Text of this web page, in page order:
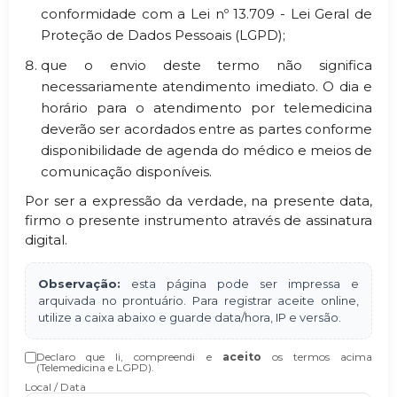
conformidade com a Lei nº 13.709 - Lei Geral de
Proteção de Dados Pessoais (LGPD);
que o envio deste termo não significa
necessariamente atendimento imediato. O dia e
horário para o atendimento por telemedicina
deverão ser acordados entre as partes conforme
disponibilidade de agenda do médico e meios de
comunicação disponíveis.
Por ser a expressão da verdade, na presente data,
firmo o presente instrumento através de assinatura
digital.
Observação: esta página pode ser impressa e
arquivada no prontuário. Para registrar aceite online,
utilize a caixa abaixo e guarde data/hora, IP e versão.
Declaro que li, compreendi e aceito os termos acima
(Telemedicina e LGPD).
Local / Data